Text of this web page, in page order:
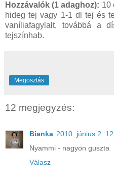
Hozzávalók (1 adaghoz): 10
hideg tej vagy 1-1 dl tej és
vaníliafagylalt, továbbá a
tejszínhab.
Megosztás
12 megjegyzés:
Bianka 2010. június 2.
Nyammi - nagyon guszta
Válasz